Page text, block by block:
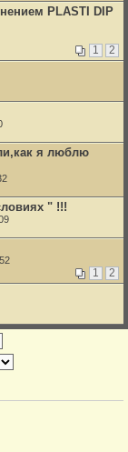
PLASTI DIP
1 2
я люблю
" !!!
1 2